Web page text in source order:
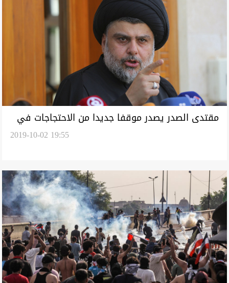
مقتدى الصدر يصدر موقفا جديدا من الاحتجاجات في
2019-10-02 19:55